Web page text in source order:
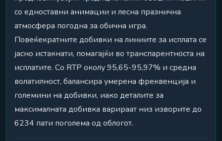
со едноставни анимации и лесна празнична
атмосфера погодна за обична игра.
Повеќекратните добивки на линиите за исплата се
јасно истакнати, помагајќи во транспарентноста на
исплатите. Со RTP околу 95,65-95,97% и средна
волатилност, балансира умерена фреквенција и
големини на добивки, иако деталите за
максималната добивка варираат низ изворите до
6234 пати поголема од облогот.